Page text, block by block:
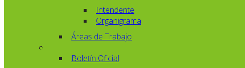
Intendente
Organigrama
Áreas de Trabajo
Boletín Oficial